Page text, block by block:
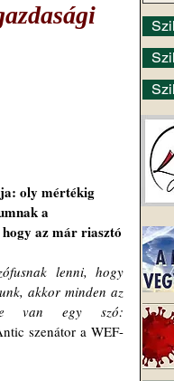
oly mértékig
a
az már riasztó
lenni, hogy
akkor minden az
van egy szó:
szenátor a WEF-